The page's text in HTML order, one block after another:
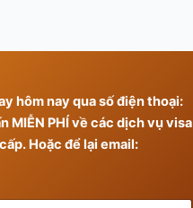
hôm nay qua số điện thoại:
MIỄN PHÍ về các dịch vụ visa
Hoặc để lại email: